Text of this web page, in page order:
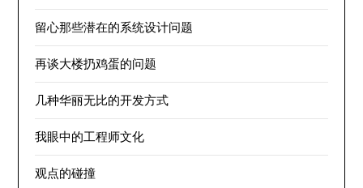
留心那些潜在的系统设计问题
再谈大楼扔鸡蛋的问题
几种华丽无比的开发方式
我眼中的工程师文化
观点的碰撞